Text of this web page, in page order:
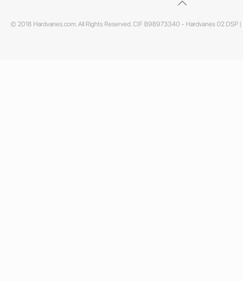
© 2018 Hardvanes.com. All Rights Reserved. CIF B98973340 - Hardvanes 02 DSP |